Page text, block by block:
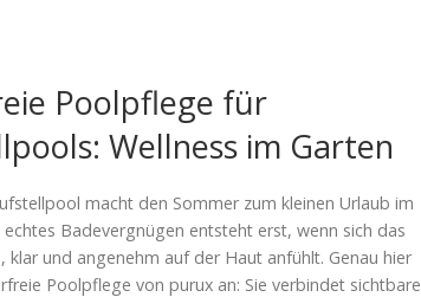
Poolpflege für
Wellness im Garten
macht den Sommer zum kleinen Urlaub im
echtes Badevergnügen entsteht erst, wenn sich das
klar und angenehm auf der Haut anfühlt. Genau hier
Poolpflege von purux an: Sie verbindet sichtbare